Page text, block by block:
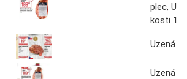
plec,
kosti 1
Uzená
Uzená